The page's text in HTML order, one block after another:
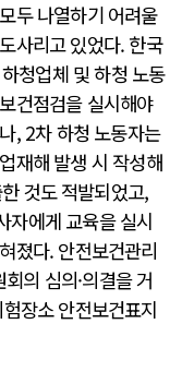
두 나열하기 어려울
사리고 있었다. 한국
청업체 및 하청 노동
건점검을 실시해야
, 2차 하청 노동자는
재해 발생 시 작성해
것도 적발되었고,
자에게 교육을 실시
졌다. 안전보건관리
의 심의·의결을 거
장소 안전보건표지